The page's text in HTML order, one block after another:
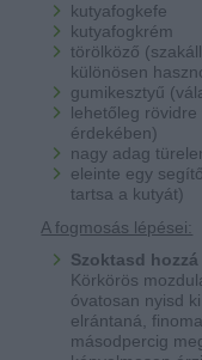
kutyafogkefe
kutyafogkrém
törölköző
különösen
gumikesztyű
lehetőleg
érdekében)
nagy adag
eleinte egy
tartsa a kutyát)
A fogmosás lépései:
Szoktasd
Körkörös
óvatosan nyisd
elrántaná,
másodpercig